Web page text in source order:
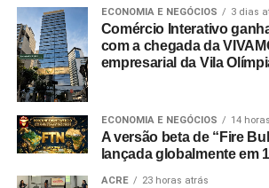
ECONOMIA E NEGÓCIOS 3 dias
Comércio Interativo
com a chegada da
empresarial da Vila
ECONOMIA E NEGÓCIOS 14
A versão beta de “Fire
lançada globalmente em
ACRE 23 horas atrás